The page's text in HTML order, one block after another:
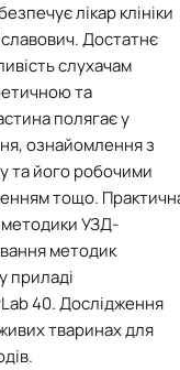
України
пам'ятки
діяльність
комплекс, лісове і
ветеринарна
НТЗ
України
України (English)
науково-
організації
заходів
ініціатива
працівники
НУБіП України
з питань запобігання
правові акти
НУБіП України
НАЗК
НАЗК
лікар клініки
Достатнє
слухачам
та
полягає у
ознайомлення з
та його робочими
тощо.
методики УЗД-
методик
приладі
40. Дослідження
тваринах для